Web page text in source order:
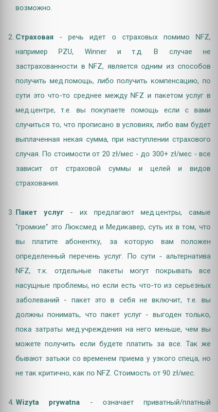
возможно.
Страховая - речь идет о страховых помимо NFZ,
например PZU, Winner и т.д. В случае не
застрахованности в NFZ, является одним из способов
получить мед.помощь, либо получить компенсацию, по
сути это что-то среднее между NFZ и пакетом услуг в
мед.центре, т.е. вы покупаете помощь если с вами
случиться то, что прописано в условиях, либо вам будет
выплаченная некая сумма, при наступлении страхового
случая. По стоимости от 20 zł/мес - до 300+ zł/мес - все
зависит от страховой суммы и целей и видов
страхования.
Пакет услуг- их предлагают мед.центры, самые
"громкие" это Люксмед и Медикавер, суть их в том, что
вы платите абонентку, за которую вам положен
определенный перечень услуг. По сути - альтернатива
NFZ, т.к. отдельные пакеты могут покрывать все
насущные проблемы, но если есть что-то из серьезных
заболеваний - пакет это в себя не включит, т.е. вы
должны понимать, что пакет услуг - выгоден только,
пока затраты мед.учреждения на него меньше, чем вы
можете получить если будете платить за все. Так же
бывают затыки со временем приема у узкого спеца, но
не так критично, как по NFZ. Стоимость от 90 zł/мес.
Wizyta prywatna - означает приватный/платный